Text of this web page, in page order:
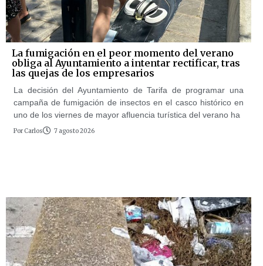
La fumigación en el peor momento del verano
obliga al Ayuntamiento a intentar rectificar, tras
las quejas de los empresarios
La decisión del Ayuntamiento de Tarifa de programar una
campaña de fumigación de insectos en el casco histórico en
uno de los viernes de mayor afluencia turística del verano ha
Por Carlos 7 agosto 2026